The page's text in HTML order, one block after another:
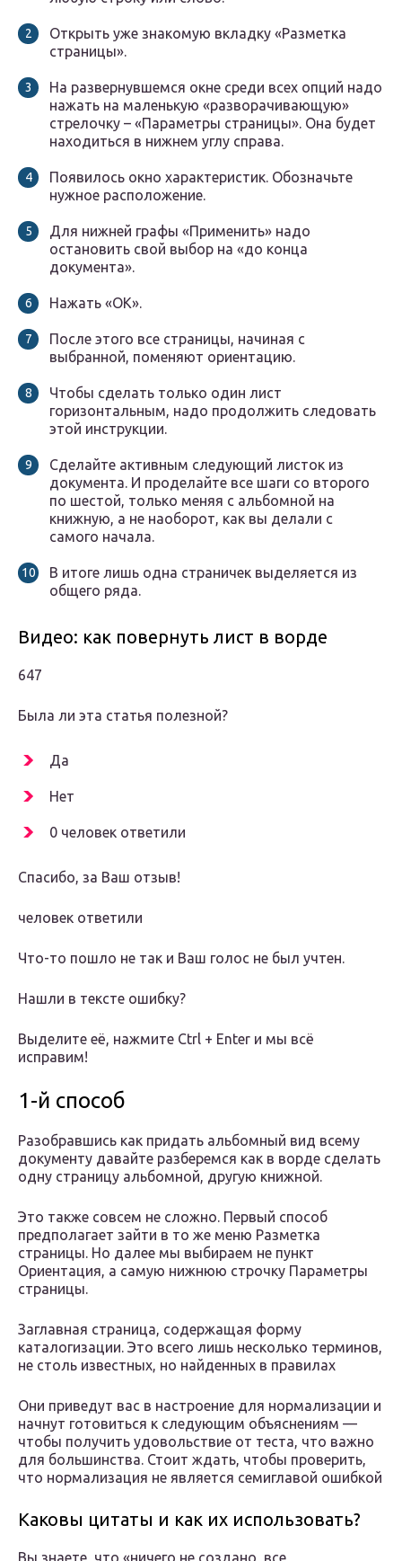
Открыть уже знакомую вкладку «Разметка
страницы».
На развернувшемся окне среди всех опций надо
нажать на маленькую «разворачивающую»
стрелочку – «Параметры страницы». Она будет
находиться в нижнем углу справа.
Появилось окно характеристик. Обозначьте
нужное расположение.
Для нижней графы «Применить» надо
остановить свой выбор на «до конца
документа».
Нажать «ОК».
После этого все страницы, начиная с
выбранной, поменяют ориентацию.
Чтобы сделать только один лист
горизонтальным, надо продолжить следовать
этой инструкции.
Сделайте активным следующий листок из
документа. И проделайте все шаги со второго
по шестой, только меняя с альбомной на
книжную, а не наоборот, как вы делали с
самого начала.
В итоге лишь одна страничек выделяется из
общего ряда.
Видео: как повернуть лист в ворде
647
Была ли эта статья полезной?
Да
Нет
0 человек ответили
Спасибо, за Ваш отзыв!
человек ответили
Что-то пошло не так и Ваш голос не был учтен.
Нашли в тексте ошибку?
Выделите её, нажмите Ctrl + Enter и мы всё
исправим!
1-й способ
Разобравшись как придать альбомный вид всему
документу давайте разберемся как в ворде сделать
одну страницу альбомной, другую книжной.
Это также совсем не сложно. Первый способ
предполагает зайти в то же меню Разметка
страницы. Но далее мы выбираем не пункт
Ориентация, а самую нижнюю строчку Параметры
страницы.
Заглавная страница, содержащая форму
каталогизации. Это всего лишь несколько терминов,
не столь известных, но найденных в правилах
Они приведут вас в настроение для нормализации и
начнут готовиться к следующим объяснениям —
чтобы получить удовольствие от теста, что важно
для большинства. Стоит ждать, чтобы проверить,
что нормализация не является семиглавой ошибкой
Каковы цитаты и как их использовать?
Вы знаете, что «ничего не создано, все